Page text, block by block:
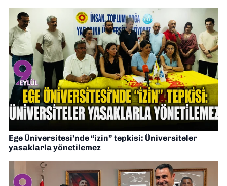
Ege Üniversitesi’nde “izin” tepkisi: Üniversiteler
yasaklarla yönetilemez